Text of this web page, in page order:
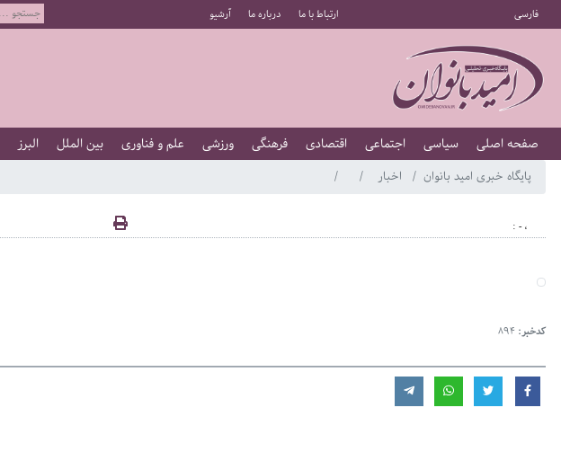
فارسی ارتباط با ما درباره ما آرشیو
صفحه اصلی سیاسی اجتماعی اقتصادی فرهنگی ورزشی علم و فناوری بین الملل البرز
پایگاه خبری امید بانوان اخبار
، - :
کدخبر: 894